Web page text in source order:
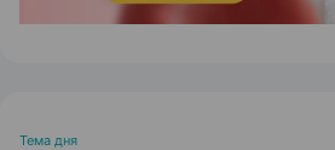
Тема дня